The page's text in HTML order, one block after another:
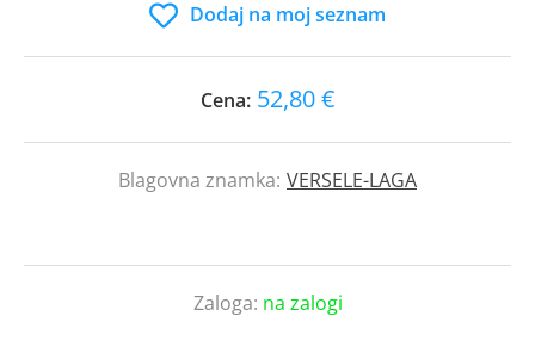
Dodaj na moj seznam
Cena: 52,80 €
Blagovna znamka: VERSELE-LAGA
Zaloga: na zalogi